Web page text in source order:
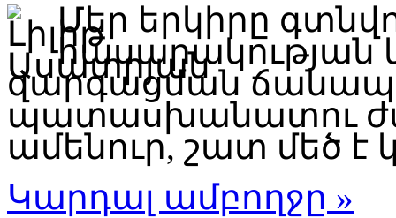
Մեր երկիրը
հասարակության
զարգացման
պատասխանատու
ամենուր, շատ մեծ է
Կարդալ ամբողջը »